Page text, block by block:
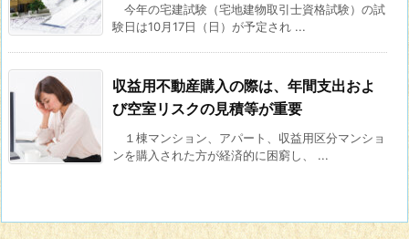
今年の宅建試験（宅地建物取引士資格試験）の試
験日は10月17日（日）が予定され ...
収益用不動産購入の際は、年間支出およ
び空室リスクの見積等が重要
１棟マンション、アパート、収益用区分マンショ
ンを購入された方が経済的に困窮し、 ...